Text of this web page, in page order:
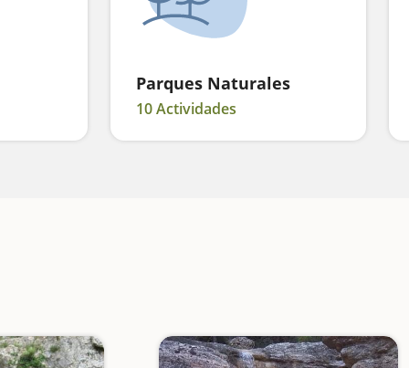
Parques Naturales
10 Actividades